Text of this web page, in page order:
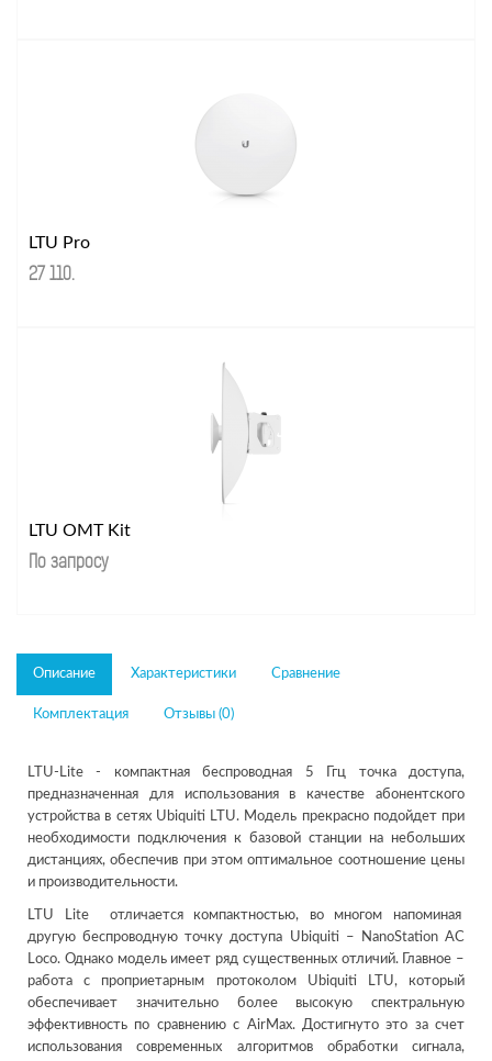
LTU Pro
27 110.
LTU OMT Kit
По запросу
Описание Характеристики Сравнение
Комплектация Отзывы (0)
LTU-Lite - компактная беспроводная 5 Ггц точка доступа,
предназначенная для использования в качестве абонентского
устройства в сетях Ubiquiti LTU. Модель прекрасно подойдет при
необходимости подключения к базовой станции на небольших
дистанциях, обеспечив при этом оптимальное соотношение цены
и производительности.
LTU Lite отличается компактностью, во многом напоминая
другую беспроводную точку доступа Ubiquiti – NanoStation AC
Loco. Однако модель имеет ряд существенных отличий. Главное –
работа с проприетарным протоколом Ubiquiti LTU, который
обеспечивает значительно более высокую спектральную
эффективность по сравнению с AirMax. Достигнуто это за счет
использования современных алгоритмов обработки сигнала,